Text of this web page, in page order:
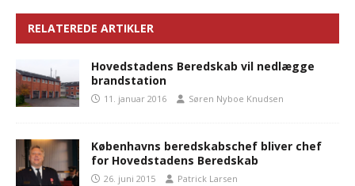
RELATEREDE ARTIKLER
Hovedstadens Beredskab vil nedlægge
brandstation
11. januar 2016 Søren Nyboe Knudsen
Københavns beredskabschef bliver chef
for Hovedstadens Beredskab
26. juni 2015 Patrick Larsen